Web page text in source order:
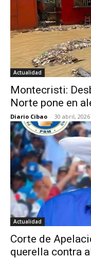
Actualidad
Montecristi:
Norte pone en
Diario Cibao - 30 abril,
Actualidad
Corte de
querella contra